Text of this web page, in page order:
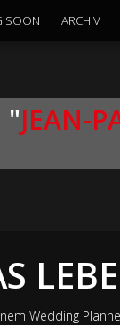
"JEAN-
Wedding
SOON ARCHIV